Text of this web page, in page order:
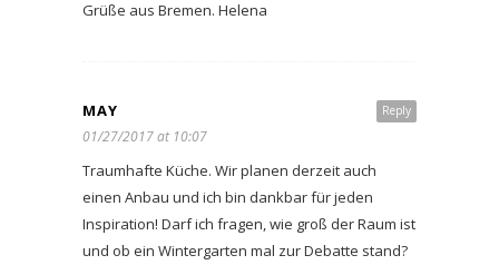
Grüße aus Bremen. Helena
Reply
MAY
01/27/2017 at 10:07
Traumhafte Küche. Wir planen derzeit auch
einen Anbau und ich bin dankbar für jeden
Inspiration! Darf ich fragen, wie groß der Raum ist
und ob ein Wintergarten mal zur Debatte stand?